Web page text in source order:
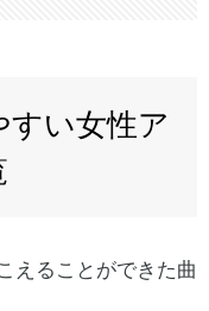
すい女性ア
えることができた曲